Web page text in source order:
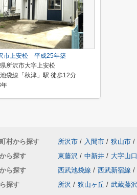
市上安松 平成25年築
所沢市大字上安松
袋線「秋津」駅 徒歩12分
村から探す 所沢市 / 入間市 / 狭山市 /
ら探す
東藤沢 / 中新井 / 大字山口
ら探す
西武池袋線 / 西武新宿線 /
探す
所沢 / 狭山ヶ丘 / 武蔵藤沢